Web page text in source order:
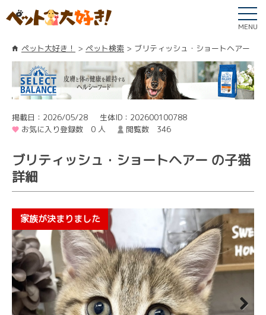
MENU
ペット大好き！ ペット検索 ブリティッシュ・ショートヘアー
掲載日：2026/05/28
生体ID：202600100788
お気に入り登録数 0 人
閲覧数 346
ブリティッシュ・ショートヘアー の子猫
詳細